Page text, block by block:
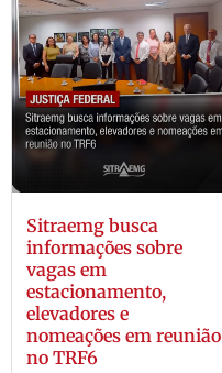
Sitraemg busca
informações sobre
vagas em
estacionamento,
elevadores e
nomeações em reunião
no TRF6